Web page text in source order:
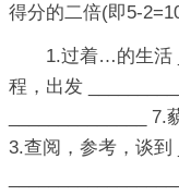
得分的二倍(即5-
1.过着…的生活
程，出发
______________ 7.
3.查阅，参考，谈到